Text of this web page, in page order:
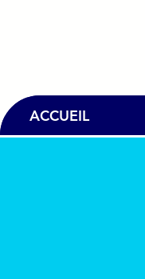
ACCUEIL